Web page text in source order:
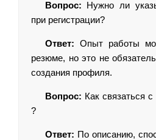
Вопрос: Нужно ли
при регистрации?
Ответ: Опыт работы
резюме, но это не
создания профиля.
Вопрос: Как связаться
?
Ответ: По описанию,